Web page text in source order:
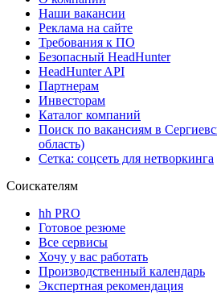
Наши вакансии
Реклама на сайте
Требования к ПО
Безопасный HeadHunter
HeadHunter API
Партнерам
Инвесторам
Каталог компаний
Поиск по вакансиям в
область)
Сетка: соцсеть для нетворкинга
Соискателям
hh PRO
Готовое резюме
Все сервисы
Хочу у вас работать
Производственный календарь
Экспертная рекомендация